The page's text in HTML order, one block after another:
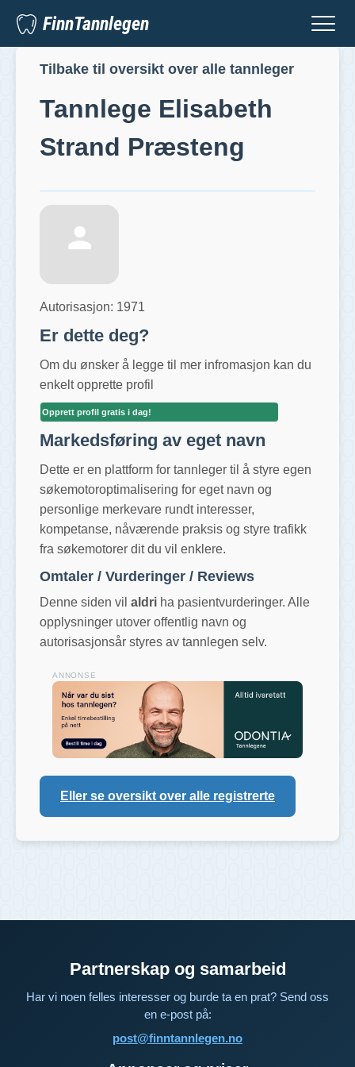
FinnTannlegen
Tilbake til oversikt over alle tannleger
Tannlege Elisabeth
Strand Præsteng
Autorisasjon: 1971
Er dette deg?
Om du ønsker å legge til mer infromasjon kan du
enkelt opprette profil
Opprett profil gratis i dag!
Markedsføring av eget navn
Dette er en plattform for tannleger til å styre egen
søkemotoroptimalisering for eget navn og
personlige merkevare rundt interesser,
kompetanse, nåværende praksis og styre trafikk
fra søkemotorer dit du vil enklere.
Omtaler / Vurderinger / Reviews
Denne siden vil aldri ha pasientvurderinger. Alle
opplysninger utover offentlig navn og
autorisasjonsår styres av tannlegen selv.
ANNONSE
Eller se oversikt over alle registrerte
Partnerskap og samarbeid
Har vi noen felles interesser og burde ta en prat? Send oss
en e-post på:
post@finntannlegen.no